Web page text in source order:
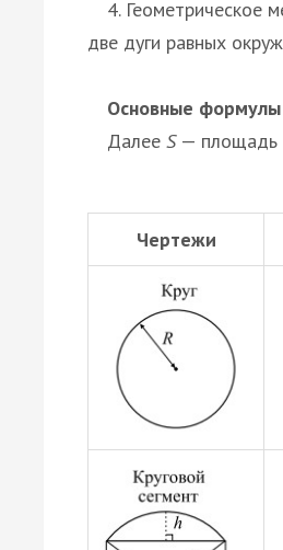
4. Геометрическое
две дуги равных
Основные формулы
Далее S— площадь
Чертежи